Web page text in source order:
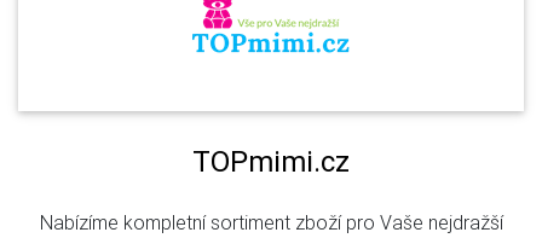
TOPmimi.cz
Nabízíme kompletní sortiment zboží pro Vaše nejdražší